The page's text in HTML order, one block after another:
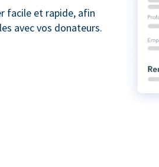
facile et rapide, afin
avec vos donateurs.